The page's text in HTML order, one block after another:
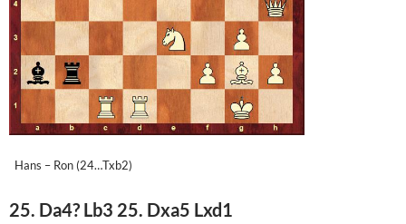
Hans – Ron (24…Txb2)
25. Da4? Lb3 25. Dxa5 Lxd1